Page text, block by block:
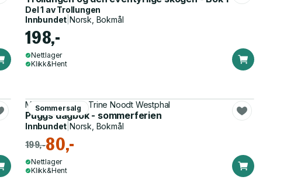
Del 1 avTrollungen
Innbundet |Norsk, Bokmål
198,-
Nettlager
Klikk&Hent
Sommersalg
Magne Hovden, Trine Noodt Westphal
Puggs dagbok - sommerferien
Innbundet |Norsk, Bokmål
199,-80,-
Nettlager
Klikk&Hent